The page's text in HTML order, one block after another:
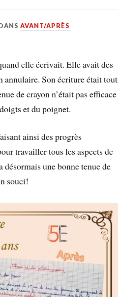
AVANT/APRÈS
elle écrivait. Elle avait des
annulaire. Son écriture était tout
de crayon n’était pas efficace
et du poignet.
ainsi des progrès
travailler tous les aspects de
une bonne tenue de
souci!